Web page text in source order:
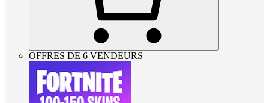
OFFRES DE 6 VENDEURS